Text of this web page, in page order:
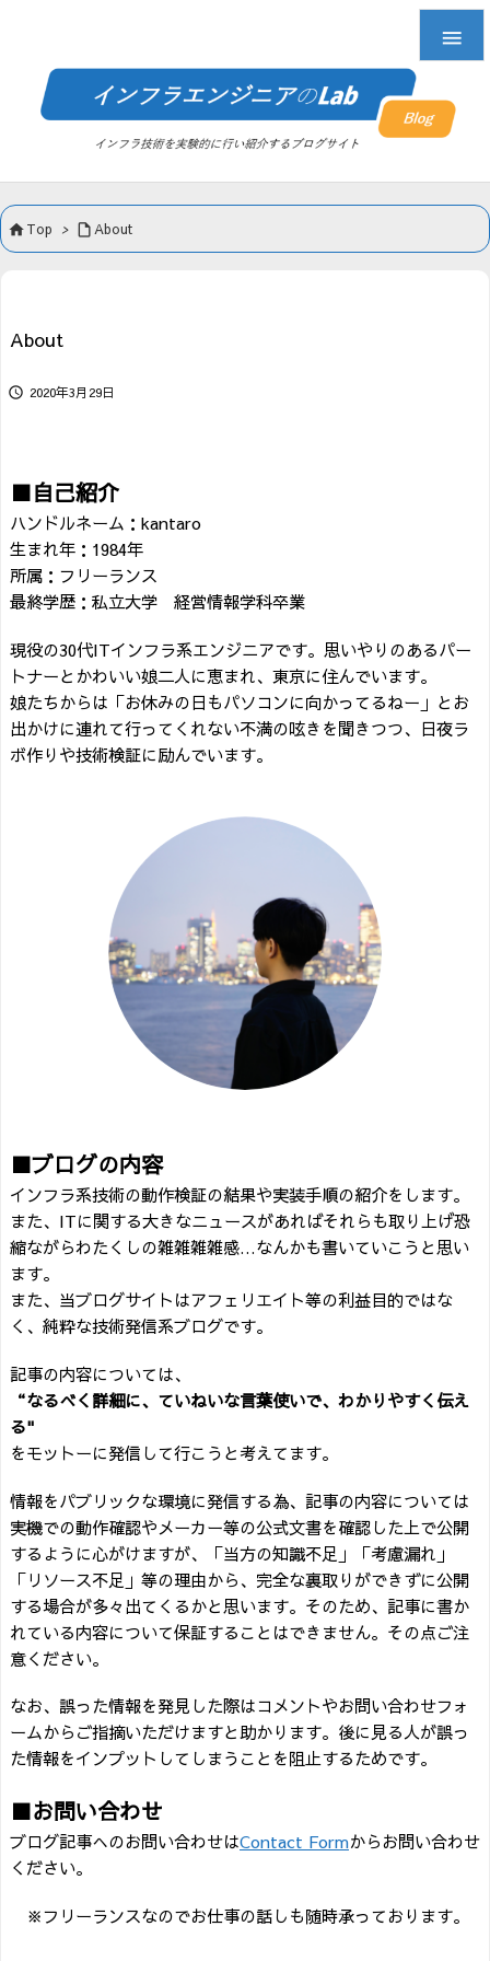

Top >  About
About
 2020年3月29日
■自己紹介
ハンドルネーム：kantaro
生まれ年：1984年
所属：フリーランス
最終学歴：私立大学 経営情報学科卒業
現役の30代ITインフラ系エンジニアです。思いやりのあるパー
トナーとかわいい娘二人に恵まれ、東京に住んでいます。
娘たちからは「お休みの日もパソコンに向かってるねー」とお
出かけに連れて行ってくれない不満の呟きを聞きつつ、日夜ラ
ボ作りや技術検証に励んでいます。
■ブログの内容
インフラ系技術の動作検証の結果や実装手順の紹介をします。
また、ITに関する大きなニュースがあればそれらも取り上げ恐
縮ながらわたくしの雑雑雑雑感…なんかも書いていこうと思い
ます。
また、当ブログサイトはアフェリエイト等の利益目的ではな
く、純粋な技術発信系ブログです。
記事の内容については、
“なるべく詳細に、ていねいな言葉使いで、わかりやすく伝え
る"
をモットーに発信して行こうと考えてます。
情報をパブリックな環境に発信する為、記事の内容については
実機での動作確認やメーカー等の公式文書を確認した上で公開
するように心がけますが、「当方の知識不足」「考慮漏れ」
「リソース不足」等の理由から、完全な裏取りができずに公開
する場合が多々出てくるかと思います。そのため、記事に書か
れている内容について保証することはできません。その点ご注
意ください。
なお、誤った情報を発見した際はコメントやお問い合わせフォ
ームからご指摘いただけますと助かります。後に見る人が誤っ
た情報をインプットしてしまうことを阻止するためです。
■お問い合わせ
ブログ記事へのお問い合わせはContact Formからお問い合わせ
ください。
※フリーランスなのでお仕事の話しも随時承っております。